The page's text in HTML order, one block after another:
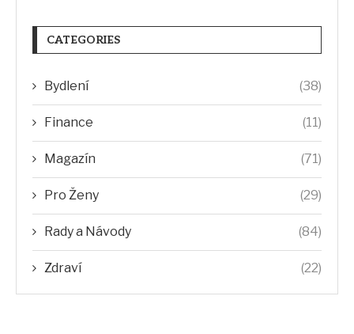
CATEGORIES
Bydlení (38)
Finance (11)
Magazín (71)
Pro Ženy (29)
Rady a Návody (84)
Zdraví (22)